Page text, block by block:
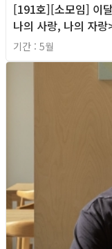
[191호][소모임] 이
나의 사랑, 나의 자랑
기간 : 5월